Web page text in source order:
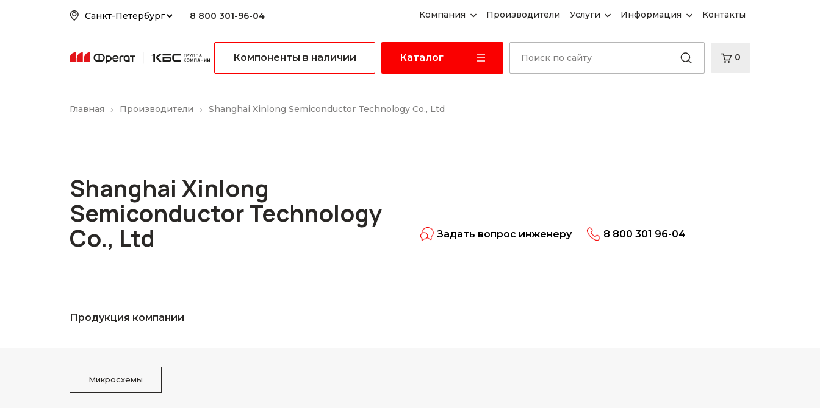
8 800 301-96-04 Компания Производители Услуги Информация Контакты
Компоненты в наличии Каталог 0
Главная Производители Shanghai Xinlong Semiconductor Technology Co., Ltd
Shanghai Xinlong
Semiconductor Technology
Co., Ltd Задать вопрос инженеру 8 800 301 96-04
Продукция компании
Микросхемы